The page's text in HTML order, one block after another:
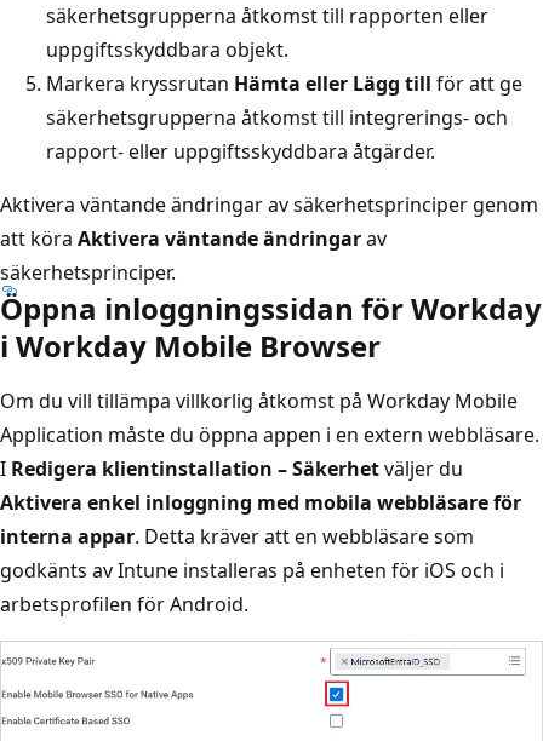
säkerhetsgrupperna åtkomst till rapporten eller
uppgiftsskyddbara objekt.
Markera kryssrutan Hämta eller Lägg till för att ge
säkerhetsgrupperna åtkomst till integrerings- och
rapport- eller uppgiftsskyddbara åtgärder.
Aktivera väntande ändringar av säkerhetsprinciper genom
att köra Aktivera väntande ändringarav
säkerhetsprinciper.
Öppna inloggningssidan för Workday
i Workday Mobile Browser
Om du vill tillämpa villkorlig åtkomst på Workday Mobile
Application måste du öppna appen i en extern webbläsare.
I Redigera klientinstallation – Säkerhetväljer du
Aktivera enkel inloggning med mobila webbläsare för
interna appar. Detta kräver att en webbläsare som
godkänts av Intune installeras på enheten för iOS och i
arbetsprofilen för Android.